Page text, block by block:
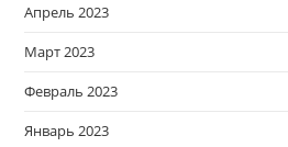
Апрель 2023
Март 2023
Февраль 2023
Январь 2023